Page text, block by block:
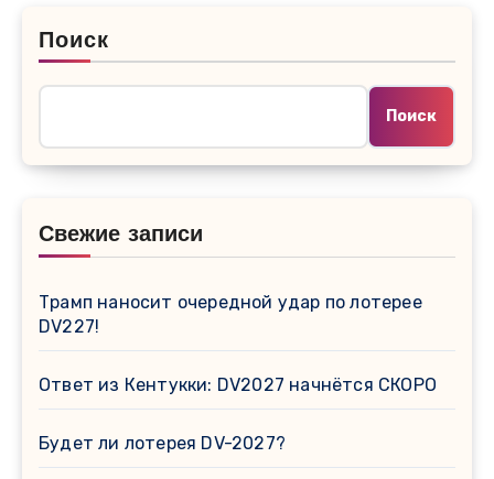
Поиск
Поиск
Свежие записи
Трамп наносит очередной удар по лотерее
DV227!
Ответ из Кентукки: DV2027 начнётся СКОРО
Будет ли лотерея DV-2027?